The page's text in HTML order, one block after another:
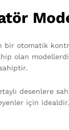
bir otomatik
olan
desenlere
için